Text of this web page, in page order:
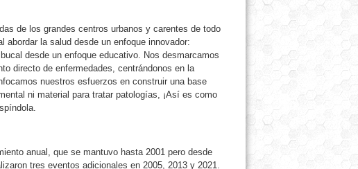
de los grandes centros urbanos y carentes de todo
la salud desde un enfoque innovador:
desde un enfoque educativo. Nos desmarcamos
directo de enfermedades, centrándonos en la
nuestros esfuerzos en construir una base
ni material para tratar patologías, ¡Así es como
anual, que se mantuvo hasta 2001 pero desde
tres eventos adicionales en 2005, 2013 y 2021.